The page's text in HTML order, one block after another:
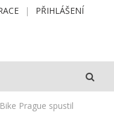
PŘIHLÁŠENÍ
Prague spustil